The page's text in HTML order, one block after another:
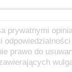
prywatnymi
prawo do